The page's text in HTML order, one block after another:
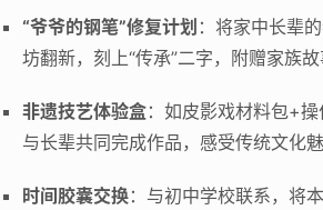
“爷爷的钢笔”修复计划 ：将家中长辈
坊翻新，刻上“传承”二字，附赠家族故
非遗技艺体验盒：如皮影戏材料包+
与长辈共同完成作品，感受传统文化魅
时间胶囊交换：与初中学校联系，将